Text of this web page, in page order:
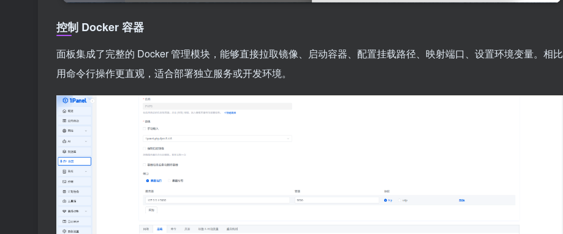
控制 Docker 容器
面板集成了完整的 Docker 管理模块，能够直接拉取镜像、启动容器、配置挂载路径、映射端口、设置环境变量。相比
用命令行操作更直观，适合部署独立服务或开发环境。